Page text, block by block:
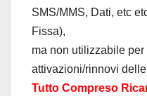
SMS/MMS, Dati, etc
Fissa),
ma non utilizzabile
attivazioni/rinnovi
Tutto Compreso